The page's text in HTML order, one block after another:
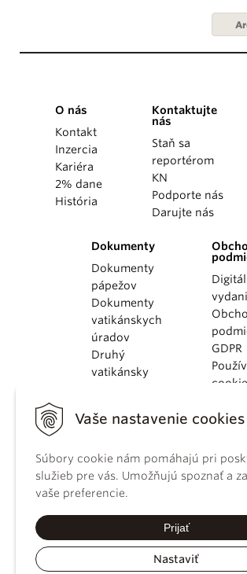
Vaše nastavenie cookies
Súbory cookie nám pomáhajú pri
služieb pre vás. Umožňujú spoznať a
vaše preferencie.
Prijať
Nastaviť
O nás
Kontakt
Inzercia
Kariéra
2% dane
História
Kontaktujte
nás
Staň sa
reportérom
KN
Podporte nás
Darujte nás
Dokumenty
Dokumenty
pápežov
Dokumenty
vatikánskych
úradov
Druhý
vatikánsky
KBS
kánonického
práva
Katechizmus
GDPR